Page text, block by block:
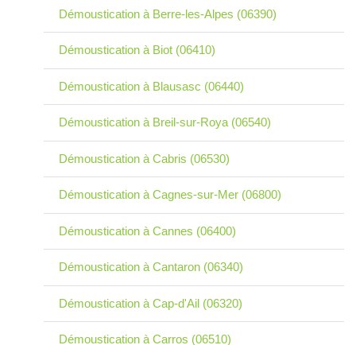
Démoustication à Berre-les-Alpes (06390)
Démoustication à Biot (06410)
Démoustication à Blausasc (06440)
Démoustication à Breil-sur-Roya (06540)
Démoustication à Cabris (06530)
Démoustication à Cagnes-sur-Mer (06800)
Démoustication à Cannes (06400)
Démoustication à Cantaron (06340)
Démoustication à Cap-d'Ail (06320)
Démoustication à Carros (06510)